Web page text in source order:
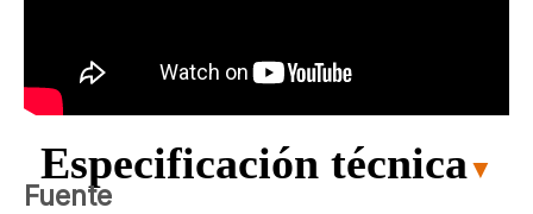
Especificación técnica▼
Fuente